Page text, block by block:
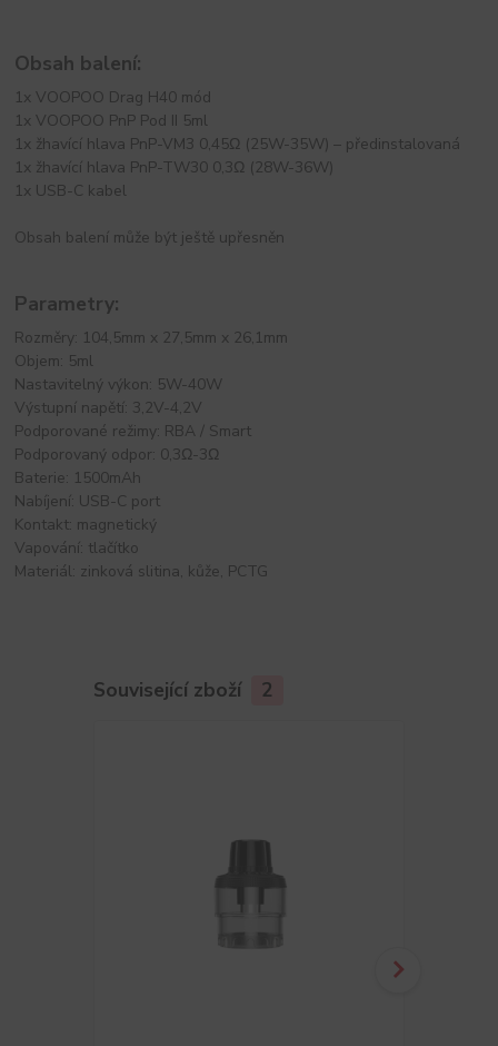
Obsah balení:
1x VOOPOO Drag H40 mód
1x VOOPOO PnP Pod II 5ml
1x žhavící hlava PnP-VM3 0,45Ω (25W-35W) – předinstalovaná
1x žhavící hlava PnP-TW30 0,3Ω (28W-36W)
1x USB-C kabel
Obsah balení může být ještě upřesněn
Parametry:
Rozměry: 104,5mm x 27,5mm x 26,1mm
Objem: 5ml
Nastavitelný výkon: 5W-40W
Výstupní napětí: 3,2V-4,2V
Podporované režimy: RBA / Smart
Podporovaný odpor: 0,3Ω-3Ω
Baterie: 1500mAh
Nabíjení: USB-C port
Kontakt: magnetický
Vapování: tlačítko
Materiál: zinková slitina, kůže, PCTG
Související zboží 2